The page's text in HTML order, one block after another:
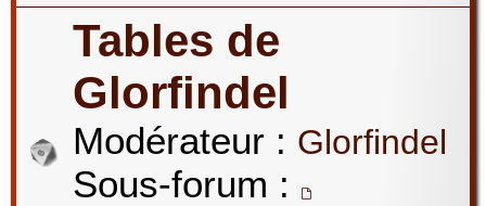
Tables de
Glorfindel
Modérateur : Glorfindel
Sous-forum :